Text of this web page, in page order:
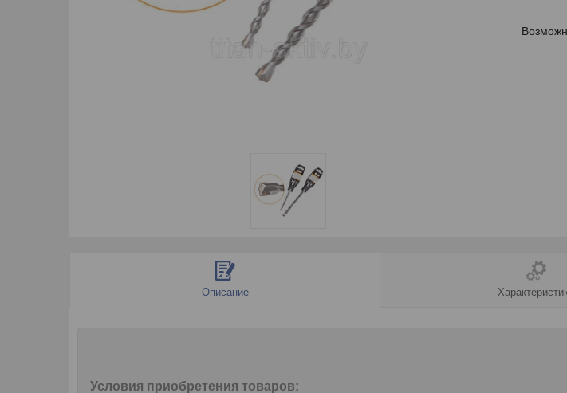
Описание
Условия приобретения товаров: